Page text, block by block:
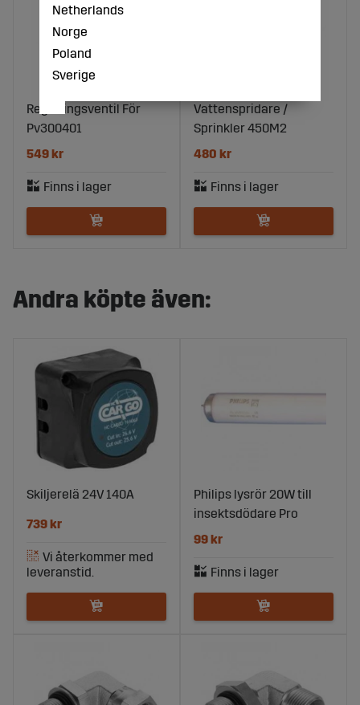
Regleringsventil För
Pv300401
549 kr
Vattenspridare /
Sprinkler 450M2
480 kr
Andra köpte även:
Skiljerelä 24V 140A
739 kr
Philips lysrör 20W till
insektsdödare Pro
99 kr
Netherlands
Norge
Poland
Sverige